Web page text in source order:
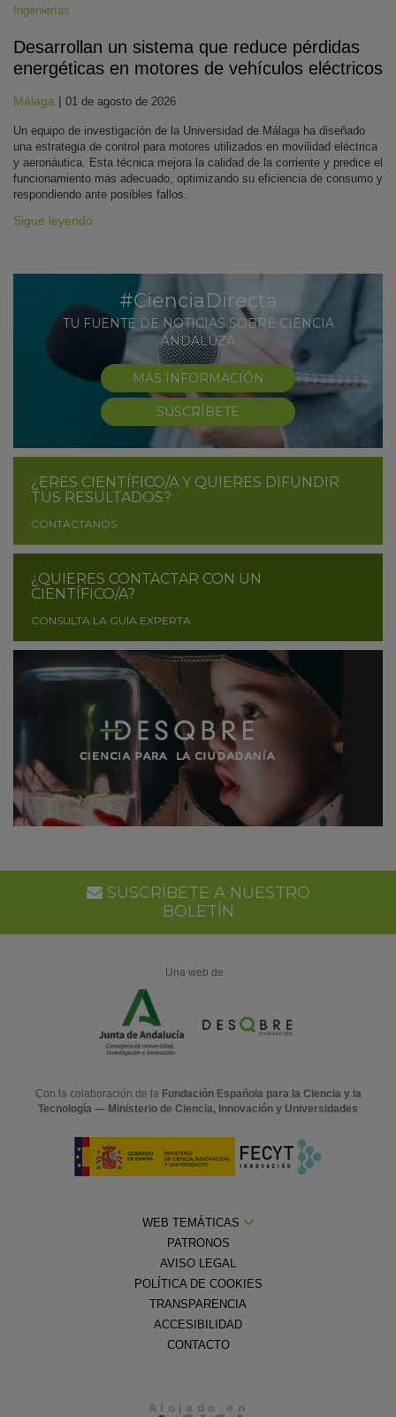
Ingenierías
Desarrollan un sistema que reduce pérdidas
energéticas en motores de vehículos eléctricos
Málaga | 01 de agosto de 2026
Un equipo de investigación de la Universidad de Málaga ha diseñado
una estrategia de control para motores utilizados en movilidad eléctrica
y aeronáutica. Esta técnica mejora la calidad de la corriente y predice el
funcionamiento más adecuado, optimizando su eficiencia de consumo y
respondiendo ante posibles fallos.
Sigue leyendo
#CienciaDirecta
TU FUENTE DE NOTICIAS SOBRE CIENCIA
ANDALUZA
MÁS INFORMACIÓN
SUSCRÍBETE
¿ERES CIENTÍFICO/A Y QUIERES DIFUNDIR
TUS RESULTADOS?
CONTÁCTANOS
¿QUIERES CONTACTAR CON UN
CIENTÍFICO/A?
CONSULTA LA GUÍA EXPERTA
SUSCRÍBETE A NUESTRO
BOLETÍN
Una web de:
Con la colaboración de la Fundación Española para la Ciencia y la
Tecnología — Ministerio de Ciencia, Innovación y Universidades
WEB TEMÁTICAS
PATRONOS
AVISO LEGAL
POLÍTICA DE COOKIES
TRANSPARENCIA
ACCESIBILIDAD
CONTACTO